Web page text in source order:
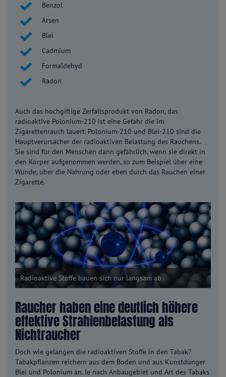
Benzol
Arsen
Blei
Cadmium
Formaldehyd
Radon
Auch das hochgiftige Zerfallsprodukt von Radon, das
radioaktive Polonium-210 ist eine Gefahr die im
Zigarettenrauch lauert. Polonium-210 und Blei-210 sind die
Hauptverursacher der radioaktiven Belastung des Rauchens.
Sie sind für den Menschen dann gefährlich, wenn sie direkt in
den Körper aufgenommen werden, so zum Beispiel über eine
Wunde, über die Nahrung oder eben durch das Rauchen einer
Zigarette.
Radioaktive Stoffe bauen sich nur langsam ab
Raucher haben eine deutlich höhere
effektive Strahlenbelastung als
Nichtraucher
Doch wie gelangen die radioaktiven Stoffe in den Tabak?
Tabakpflanzen reichern aus dem Boden und aus Kunstdünger
Blei und Polonium an. Je nach Anbaugebiet und Art des Tabaks